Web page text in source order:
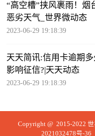
“高空槽”挟风裹雨！烟
恶劣天气_世界微动态
2023-06-29 19:18:39
天天简讯:信用卡逾期
影响征信?|天天动态
2023-06-29 19:18:39
Copyright @ 2015-2022
2021032478号-36